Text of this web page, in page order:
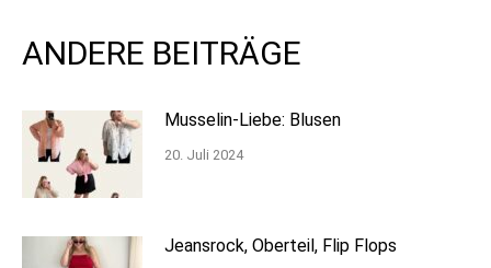
ANDERE BEITRÄGE
Musselin-Liebe: Blusen
20. Juli 2024
Jeansrock, Oberteil, Flip Flops